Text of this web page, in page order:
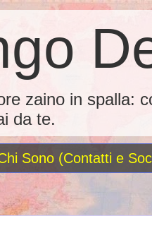
zaino in spalla:
da te.
Sono (Contatti e